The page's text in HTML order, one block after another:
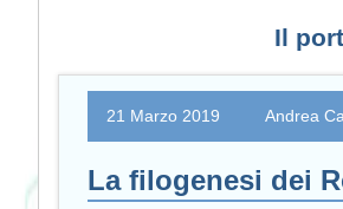
Il
21 Marzo 2019 Andrea
La filogenesi dei